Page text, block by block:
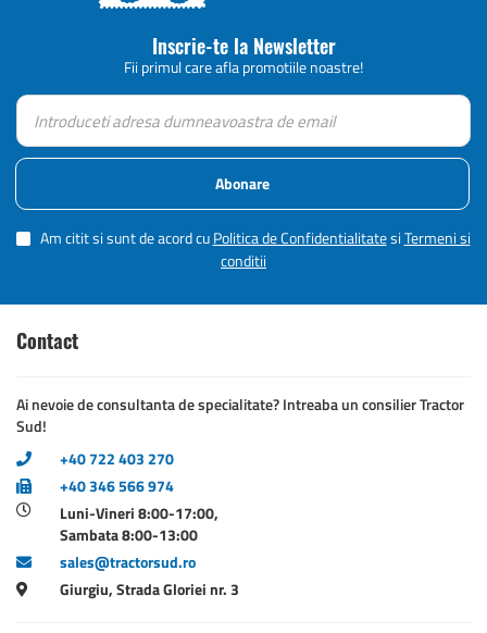
Inscrie-te la Newsletter
Fii primul care afla promotiile noastre!
Abonare
Am citit si sunt de acord cuPolitica de ConfidentialitatesiTermeni si
conditii
Contact
Ai nevoie de consultanta de specialitate? Intreaba un consilier Tractor
Sud!
+40 722 403 270
+40 346 566 974
Luni-Vineri 8:00-17:00,
Sambata 8:00-13:00
sales@tractorsud.ro
Giurgiu, Strada Gloriei nr. 3